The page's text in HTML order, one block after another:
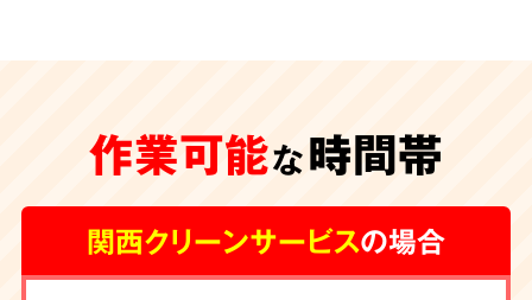
一切なし
関西クリーンサービスの会計は非常にシンプル
作業可能な時間帯
関西クリーンサービスの場合